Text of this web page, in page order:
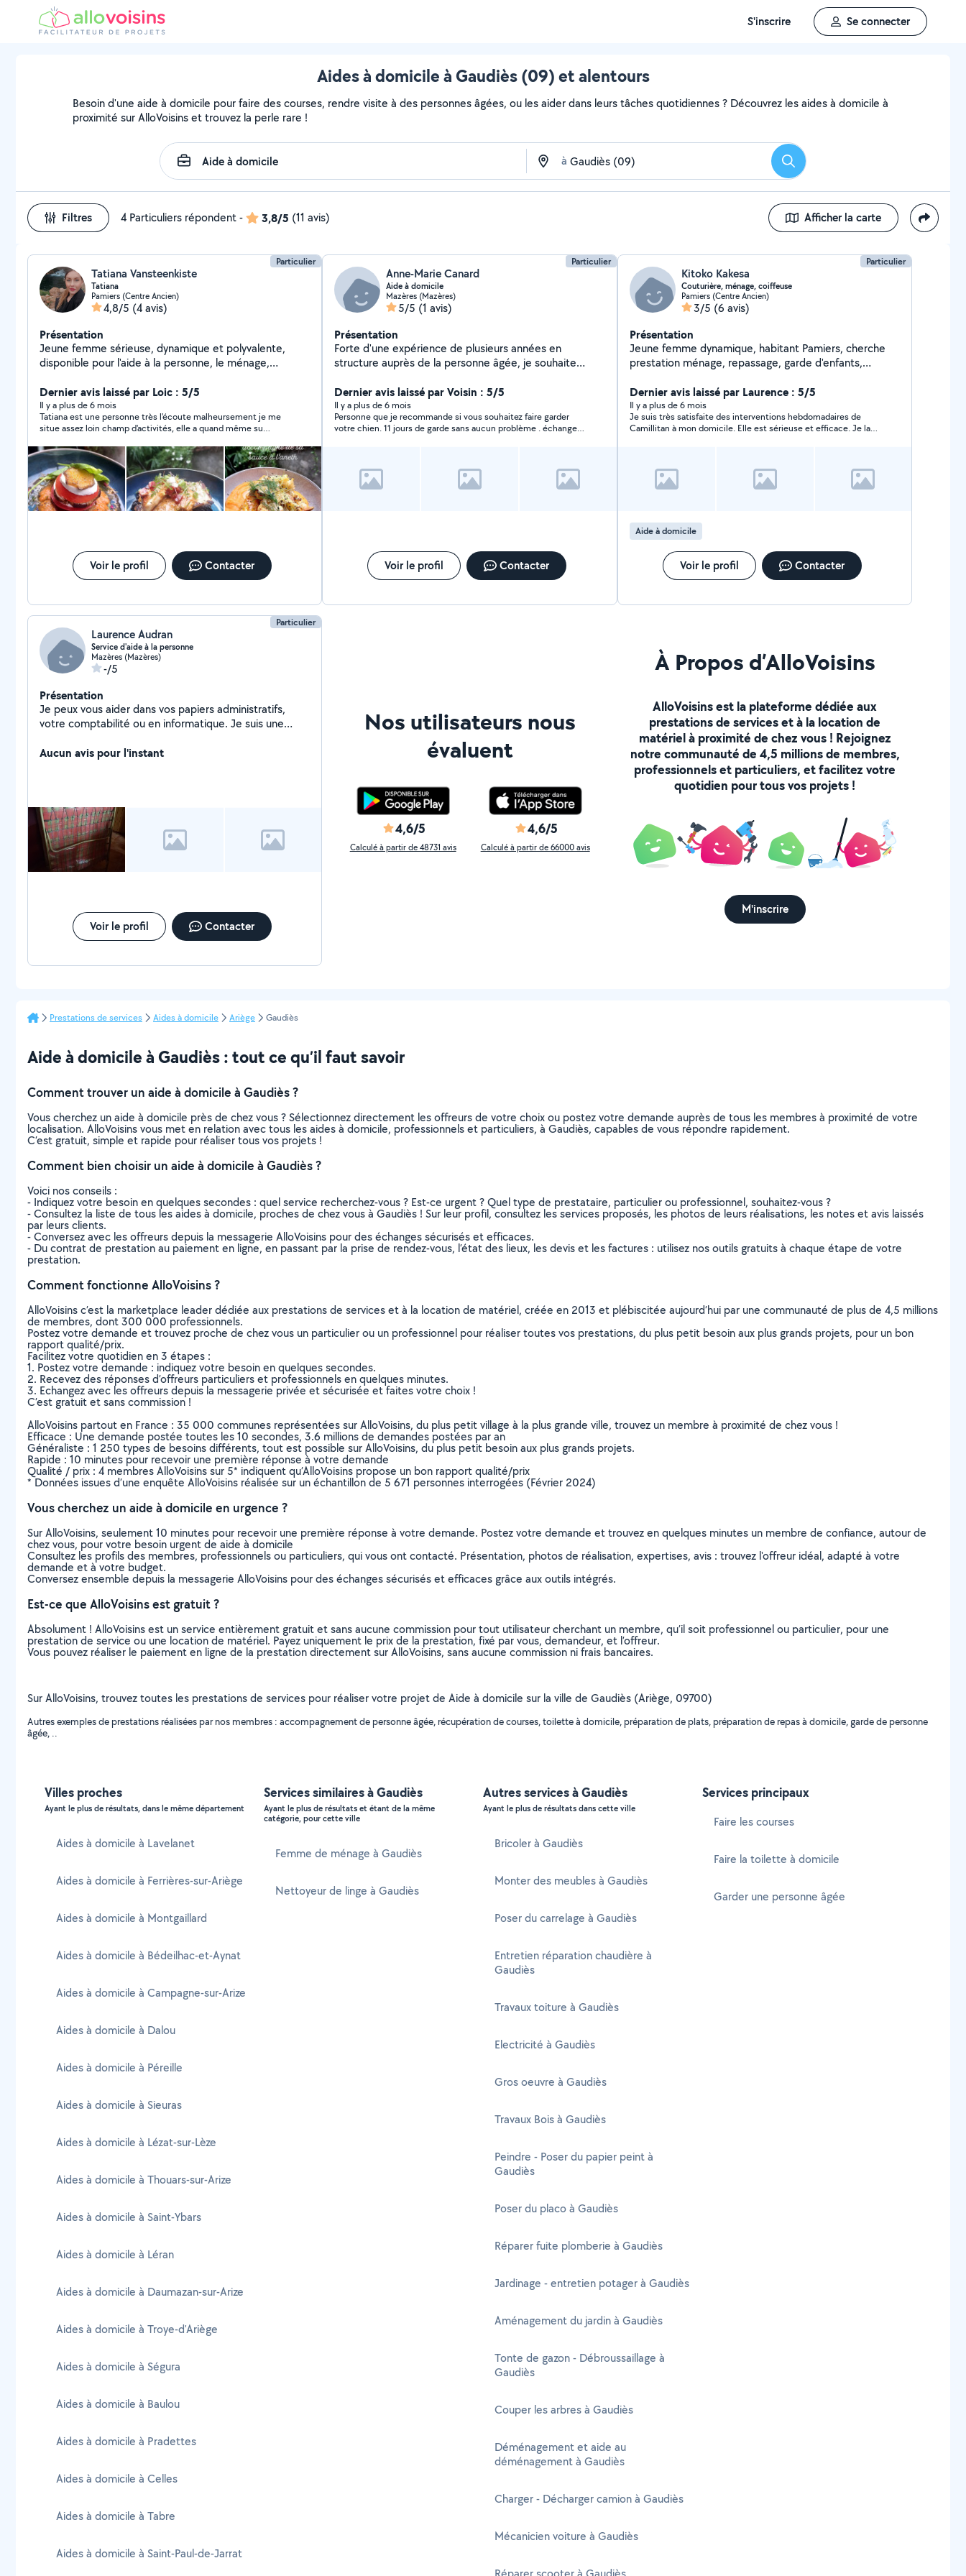
S'inscrire Se connecter
Aides à domicile à Gaudiès (09) et alentours
Besoin d'une aide à domicile pour faire des courses, rendre visite à des personnes âgées, ou les aider dans leurs tâches quotidiennes ? Découvrez les aides à domicile à
proximité sur AlloVoisins et trouvez la perle rare !
à Rechercher
Filtres 4 Particuliers répondent- 3,8/5 (11 avis) Afficher la carte
Particulier
Tatiana Vansteenkiste
Tatiana
Pamiers (Centre Ancien)
4,8/5 (4 avis)
Présentation
Jeune femme sérieuse, dynamique et polyvalente,
disponible pour l'aide à la personne, le ménage,
diverses tâches du quotidien. Cuisinière expérimentée,
je propose également la préparation de repas adaptés
a vos besoins. Je travaille régulièrement avec des
locations Airbnb, assurant le nettoyage, la remise en
état des logements, la gestion du linge et la
préparation des arrivées. Expérience confirmée, sens
de l'organisation, discrétion et professionnalisme.
Disponible a tout moment selon vos besoins. N'hésitez
pas à me contacter, je serai ravie de vous aider.
Dernier avis laissé par Loic : 5/5
Il y a plus de 6 mois
Tatiana est une personne très l'écoute malheursement je me
situe assez loin champ d'activités, elle a quand même su
recommande vivement cette personne très agréable '
Voir le profil Contacter
Particulier
Anne-Marie Canard
Aide à domicile
Mazères (Mazères)
5/5 (1 avis)
Présentation
Forte d'une expérience de plusieurs années en
structure auprès de la personne âgée, je souhaite
en allant aider les personnes à leur domicile pour leur
permettre de conserver ce privilège.
Dernier avis laissé par Voisin : 5/5
Il y a plus de 6 mois
Personne que je recommande si vous souhaitez faire garder
votre chien. 11 jours de garde sans aucun problème . échange
Voir le profil Contacter
Particulier
Kitoko Kakesa
Couturière, ménage, coiffeuse
Pamiers (Centre Ancien)
3/5 (6 avis)
Présentation
Jeune femme dynamique, habitant Pamiers, cherche
prestation ménage, repassage, garde d'enfants,
Dernier avis laissé par Laurence : 5/5
Il y a plus de 6 mois
Je suis très satisfaite des interventions hebdomadaires de
Camillitan à mon domicile. Elle est sérieuse et efficace. Je la
Aide à domicile
Voir le profil Contacter
Particulier
Laurence Audran
Service d'aide à la personne
Mazères (Mazères)
-/5
Présentation
Je peux vous aider dans vos papiers administratifs,
votre comptabilité ou en informatique. Je suis une
rendre service dans vos tâches ménagères ou vos
Aucun avis pour l'instant
Voir le profil Contacter
Nos utilisateurs nous
évaluent
4,6/5
Calculé à partir de 48731 avis
4,6/5
Calculé à partir de 66000 avis
À Propos d’AlloVoisins
AlloVoisins est la plateforme dédiée aux
prestations de services et à la location de
matériel à proximité de chez vous ! Rejoignez
notre communauté de 4,5 millions de membres,
professionnels et particuliers, et facilitez votre
quotidien pour tous vos projets !
M'inscrire
Prestations de services Aides à domicile Ariège Gaudiès
Aide à domicile à Gaudiès : tout ce qu’il faut savoir
Comment trouver un aide à domicile à Gaudiès ?
Vous cherchez un aide à domicile près de chez vous ? Sélectionnez directement les offreurs de votre choix ou postez votre demande auprès de tous les membres à proximité de votre
localisation. AlloVoisins vous met en relation avec tous les aides à domicile, professionnels et particuliers, à Gaudiès, capables de vous répondre rapidement.
C’est gratuit, simple et rapide pour réaliser tous vos projets !
Comment bien choisir un aide à domicile à Gaudiès ?
Voici nos conseils :
- Indiquez votre besoin en quelques secondes : quel service recherchez-vous ? Est-ce urgent ? Quel type de prestataire, particulier ou professionnel, souhaitez-vous ?
- Consultez la liste de tous les aides à domicile, proches de chez vous à Gaudiès ! Sur leur profil, consultez les services proposés, les photos de leurs réalisations, les notes et avis laissés
par leurs clients.
- Conversez avec les offreurs depuis la messagerie AlloVoisins pour des échanges sécurisés et efficaces.
- Du contrat de prestation au paiement en ligne, en passant par la prise de rendez-vous, l’état des lieux, les devis et les factures : utilisez nos outils gratuits à chaque étape de votre
prestation.
Comment fonctionne AlloVoisins ?
AlloVoisins c’est la marketplace leader dédiée aux prestations de services et à la location de matériel, créée en 2013 et plébiscitée aujourd’hui par une communauté de plus de 4,5 millions
de membres, dont 300 000 professionnels.
Postez votre demande et trouvez proche de chez vous un particulier ou un professionnel pour réaliser toutes vos prestations, du plus petit besoin aux plus grands projets, pour un bon
rapport qualité/prix.
Facilitez votre quotidien en 3 étapes :
1. Postez votre demande : indiquez votre besoin en quelques secondes.
2. Recevez des réponses d’offreurs particuliers et professionnels en quelques minutes.
3. Echangez avec les offreurs depuis la messagerie privée et sécurisée et faites votre choix !
C’est gratuit et sans commission !
AlloVoisins partout en France : 35 000 communes représentées sur AlloVoisins, du plus petit village à la plus grande ville, trouvez un membre à proximité de chez vous !
Efficace : Une demande postée toutes les 10 secondes, 3.6 millions de demandes postées par an
Généraliste : 1 250 types de besoins différents, tout est possible sur AlloVoisins, du plus petit besoin aux plus grands projets.
Rapide : 10 minutes pour recevoir une première réponse à votre demande
Qualité / prix : 4 membres AlloVoisins sur 5* indiquent qu’AlloVoisins propose un bon rapport qualité/prix
* Données issues d’une enquête AlloVoisins réalisée sur un échantillon de 5 671 personnes interrogées (Février 2024)
Vous cherchez un aide à domicile en urgence ?
Sur AlloVoisins, seulement 10 minutes pour recevoir une première réponse à votre demande. Postez votre demande et trouvez en quelques minutes un membre de confiance, autour de
chez vous, pour votre besoin urgent de aide à domicile
Consultez les profils des membres, professionnels ou particuliers, qui vous ont contacté. Présentation, photos de réalisation, expertises, avis : trouvez l'offreur idéal, adapté à votre
demande et à votre budget.
Conversez ensemble depuis la messagerie AlloVoisins pour des échanges sécurisés et efficaces grâce aux outils intégrés.
Est-ce que AlloVoisins est gratuit ?
Absolument ! AlloVoisins est un service entièrement gratuit et sans aucune commission pour tout utilisateur cherchant un membre, qu’il soit professionnel ou particulier, pour une
prestation de service ou une location de matériel. Payez uniquement le prix de la prestation, fixé par vous, demandeur, et l’offreur.
Vous pouvez réaliser le paiement en ligne de la prestation directement sur AlloVoisins, sans aucune commission ni frais bancaires.
Sur AlloVoisins, trouvez toutes les prestations de services pour réaliser votre projet de Aide à domicile sur la ville de Gaudiès (Ariège, 09700)
Autres exemples de prestations réalisées par nos membres : accompagnement de personne âgée, récupération de courses, toilette à domicile, préparation de plats, préparation de repas à domicile, garde de personne
âgée, ..
Villes proches
Ayant le plus de résultats, dans le même département
Aides à domicile à Lavelanet
Aides à domicile à Ferrières-sur-Ariège
Aides à domicile à Montgaillard
Aides à domicile à Bédeilhac-et-Aynat
Aides à domicile à Campagne-sur-Arize
Aides à domicile à Dalou
Aides à domicile à Péreille
Aides à domicile à Sieuras
Aides à domicile à Lézat-sur-Lèze
Aides à domicile à Thouars-sur-Arize
Aides à domicile à Saint-Ybars
Aides à domicile à Léran
Aides à domicile à Daumazan-sur-Arize
Aides à domicile à Troye-d'Ariège
Aides à domicile à Ségura
Aides à domicile à Baulou
Aides à domicile à Pradettes
Aides à domicile à Celles
Aides à domicile à Tabre
Aides à domicile à Saint-Paul-de-Jarrat
Services similaires à Gaudiès
Ayant le plus de résultats et étant de la même
catégorie, pour cette ville
Femme de ménage à Gaudiès
Nettoyeur de linge à Gaudiès
Autres services à Gaudiès
Ayant le plus de résultats dans cette ville
Bricoler à Gaudiès
Monter des meubles à Gaudiès
Poser du carrelage à Gaudiès
Entretien réparation chaudière à
Gaudiès
Travaux toiture à Gaudiès
Electricité à Gaudiès
Gros oeuvre à Gaudiès
Travaux Bois à Gaudiès
Peindre - Poser du papier peint à
Gaudiès
Poser du placo à Gaudiès
Réparer fuite plomberie à Gaudiès
Jardinage - entretien potager à Gaudiès
Aménagement du jardin à Gaudiès
Tonte de gazon - Débroussaillage à
Gaudiès
Couper les arbres à Gaudiès
Déménagement et aide au
déménagement à Gaudiès
Charger - Décharger camion à Gaudiès
Mécanicien voiture à Gaudiès
Services principaux
Faire les courses
Faire la toilette à domicile
Garder une personne âgée